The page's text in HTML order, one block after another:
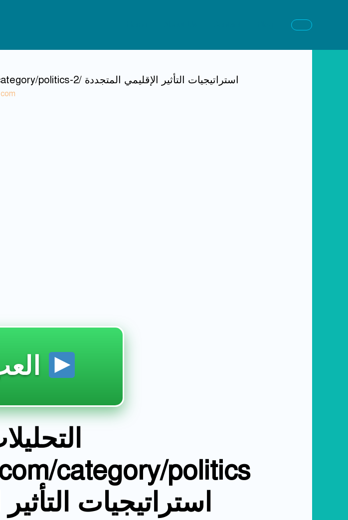
التحليلات السياسية العميقة و www.mmlkahnews.com/category/politics-2/ استراتيجيات التأثير الإقليمي المتجددة
category/politics
-2/ استراتيجيات